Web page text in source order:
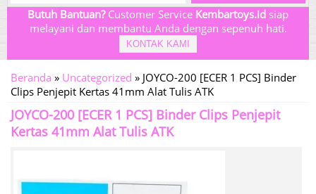
Butuh Bantuan?Customer Service Kembartoys.id siap
melayani dan membantu Anda dengan sepenuh hati.
KONTAK KAMI
Beranda » Uncategorized » JOYCO-200 [ECER 1 PCS] Binder
Clips Penjepit Kertas 41mm Alat Tulis ATK
JOYCO-200 [ECER 1 PCS] Binder Clips Penjepit
Kertas 41mm Alat Tulis ATK